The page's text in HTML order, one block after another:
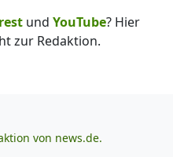
und YouTube? Hier
zur Redaktion.
von news.de.